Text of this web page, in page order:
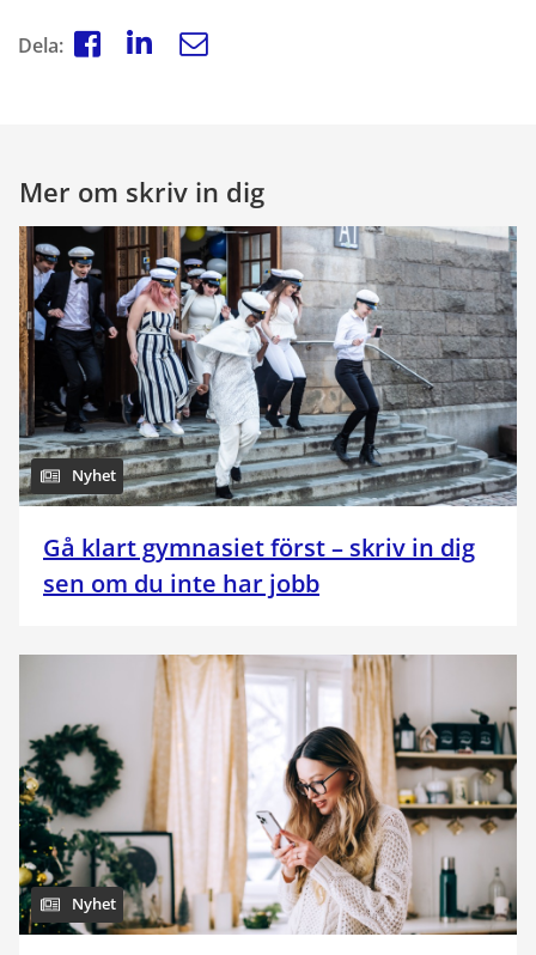
Dela:
Mer om skriv in dig
Nyhet
Gå klart gymnasiet först – skriv in dig
sen om du inte har jobb
Nyhet